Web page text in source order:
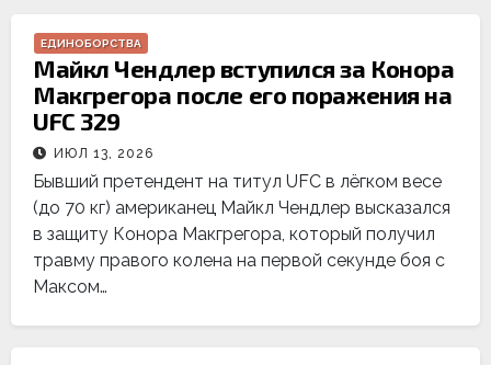
ЕДИНОБОРСТВА
Майкл Чендлер вступился за Конора
Макгрегора после его поражения на
UFC 329
ИЮЛ 13, 2026
Бывший претендент на титул UFC в лёгком весе
(до 70 кг) американец Майкл Чендлер высказался
в защиту Конора Макгрегора, который получил
травму правого колена на первой секунде боя с
Максом…